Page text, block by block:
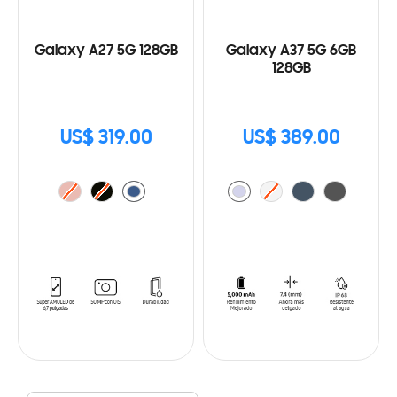
Galaxy A27 5G 128GB
US$ 319.00
Galaxy A37 5G 6GB
128GB
US$ 389.00